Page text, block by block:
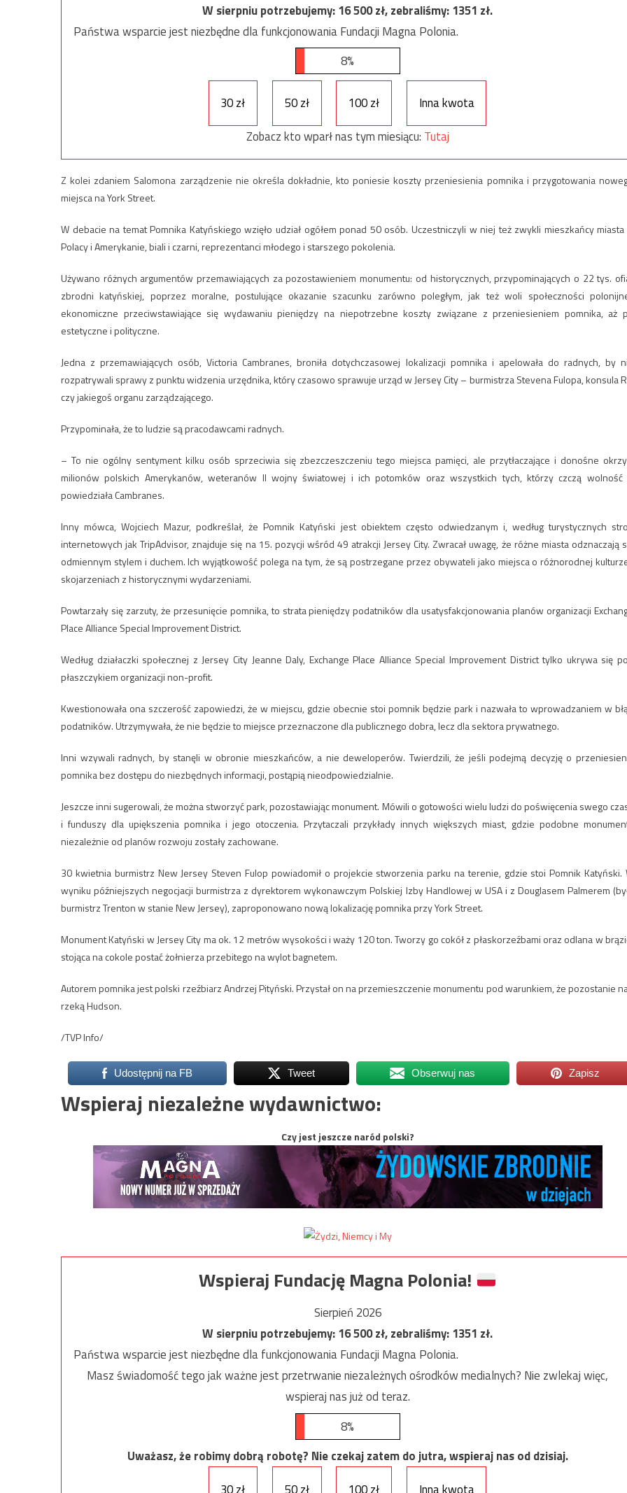
W sierpniu potrzebujemy:16 500zł, zebraliśmy:1351 zł.
Państwa wsparcie jest niezbędne dla funkcjonowania Fundacji Magna Polonia.
8%
30 zł 50 zł 100 zł
Inna kwota
Zobacz kto wparł nas tym miesiącu: Tutaj
Z kolei zdaniem Salomona zarządzenie nie określa dokładnie, kto poniesie koszty przeniesienia pomnika i przygotowania
miejsca na York Street.
W debacie na temat Pomnika Katyńskiego wzięło udział ogółem ponad 50 osób. Uczestniczyli w niej też zwykli mieszkańcy
Polacy i Amerykanie, biali i czarni, reprezentanci młodego i starszego pokolenia.
Używano różnych argumentów przemawiających za pozostawieniem monumentu: od historycznych, przypominających o 22 tys.
zbrodni katyńskiej, poprzez moralne, postulujące okazanie szacunku zarówno poległym, jak też woli społeczności
ekonomiczne przeciwstawiające się wydawaniu pieniędzy na niepotrzebne koszty związane z przeniesieniem pomnika, aż
estetyczne i polityczne.
Jedna z przemawiających osób, Victoria Cambranes, broniła dotychczasowej lokalizacji pomnika i apelowała do radnych, by
rozpatrywali sprawy z punktu widzenia urzędnika, który czasowo sprawuje urząd w Jersey City – burmistrza Stevena Fulopa, konsula
czy jakiegoś organu zarządzającego.
Przypominała, że to ludzie są pracodawcami radnych.
– To nie ogólny sentyment kilku osób sprzeciwia się zbezczeszczeniu tego miejsca pamięci, ale przytłaczające i donośne
milionów polskich Amerykanów, weteranów II wojny światowej i ich potomków oraz wszystkich tych, którzy czczą
powiedziała Cambranes.
Inny mówca, Wojciech Mazur, podkreślał, że Pomnik Katyński jest obiektem często odwiedzanym i, według turystycznych
internetowych jak TripAdvisor, znajduje się na 15. pozycji wśród 49 atrakcji Jersey City. Zwracał uwagę, że różne miasta odznaczają
odmiennym stylem i duchem. Ich wyjątkowość polega na tym, że są postrzegane przez obywateli jako miejsca o różnorodnej
skojarzeniach z historycznymi wydarzeniami.
Powtarzały się zarzuty, że przesunięcie pomnika, to strata pieniędzy podatników dla usatysfakcjonowania planów organizacji
Place Alliance Special Improvement District.
Według działaczki społecznej z Jersey City Jeanne Daly, Exchange Place Alliance Special Improvement District tylko ukrywa się
płaszczykiem organizacji non-profit.
Kwestionowała ona szczerość zapowiedzi, że w miejscu, gdzie obecnie stoi pomnik będzie park i nazwała to wprowadzaniem w
podatników. Utrzymywała, że nie będzie to miejsce przeznaczone dla publicznego dobra, lecz dla sektora prywatnego.
Inni wzywali radnych, by stanęli w obronie mieszkańców, a nie deweloperów. Twierdzili, że jeśli podejmą decyzję o
pomnika bez dostępu do niezbędnych informacji, postąpią nieodpowiedzialnie.
Jeszcze inni sugerowali, że można stworzyć park, pozostawiając monument. Mówili o gotowości wielu ludzi do poświęcenia swego
i funduszy dla upiększenia pomnika i jego otoczenia. Przytaczali przykłady innych większych miast, gdzie podobne
niezależnie od planów rozwoju zostały zachowane.
30 kwietnia burmistrz New Jersey Steven Fulop powiadomił o projekcie stworzenia parku na terenie, gdzie stoi Pomnik Katyński.
wyniku późniejszych negocjacji burmistrza z dyrektorem wykonawczym Polskiej Izby Handlowej w USA i z Douglasem Palmerem
burmistrz Trenton w stanie New Jersey), zaproponowano nową lokalizację pomnika przy York Street.
Monument Katyński w Jersey City ma ok. 12 metrów wysokości i waży 120 ton. Tworzy go cokół z płaskorzeźbami oraz odlana w
stojąca na cokole postać żołnierza przebitego na wylot bagnetem.
Autorem pomnika jest polski rzeźbiarz Andrzej Pityński. Przystał on na przemieszczenie monumentu pod warunkiem, że pozostanie
rzeką Hudson.
/TVP Info/
Udostępnij na FB Tweet Obserwuj nas Zapisz
Wspieraj niezależne wydawnictwo:
Czy jest jeszcze naród polski?
Wspieraj Fundację Magna Polonia!
Sierpień 2026
W sierpniu potrzebujemy:16 500zł, zebraliśmy:1351 zł.
Państwa wsparcie jest niezbędne dla funkcjonowania Fundacji Magna Polonia.
Masz świadomość tego jak ważne jest przetrwanie niezależnych ośrodków medialnych? Nie zwlekaj więc,
wspieraj nas już od teraz.
8%
Uważasz, że robimy dobrą robotę? Nie czekaj zatem do jutra, wspieraj nas od dzisiaj.